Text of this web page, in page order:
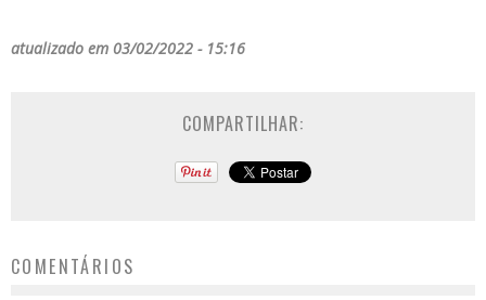
atualizado em 03/02/2022 - 15:16
COMPARTILHAR:
COMENTÁRIOS